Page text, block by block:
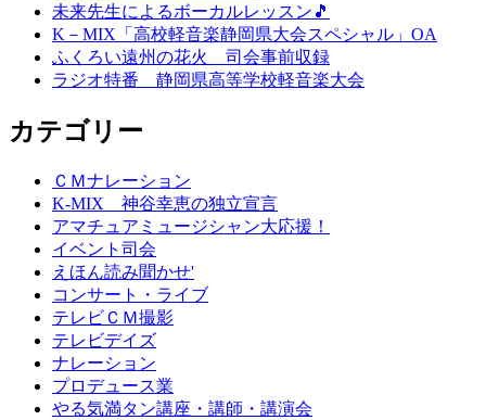
未来先生によるボーカルレッスン🎵
K－MIX「高校軽音楽静岡県大会スペシャル」OA
ふくろい遠州の花火 司会事前収録
ラジオ特番 静岡県高等学校軽音楽大会
カテゴリー
ＣＭナレーション
K-MIX 神谷幸恵の独立宣言
アマチュアミュージシャン大応援！
イベント司会
えほん読み聞かせ'
コンサート・ライブ
テレビＣＭ撮影
テレビデイズ
ナレーション
プロデュース業
やる気満タン講座・講師・講演会